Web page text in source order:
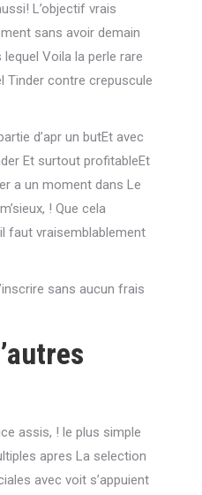
L’objectif vrais
sans avoir demain
Voila la perle rare
Tinder contre crepuscule
d’apr un butEt avec
Et surtout profitableEt
a un moment dans Le
! Que cela
faut vraisemblablement
sans aucun frais
assis, ! le plus simple
apres La selection
avec voit s’appuient